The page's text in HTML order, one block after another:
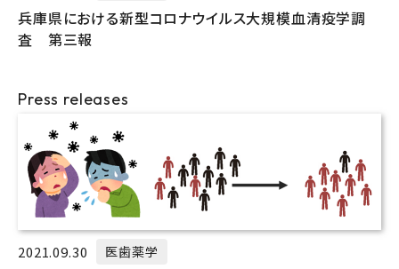
兵庫県における新型コロナウイルス大規模血清疫学調
査 第三報
Press releases
2021.09.30 医歯薬学